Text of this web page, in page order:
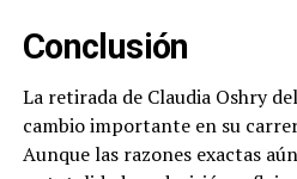
Conclusión
La retirada de Claudia Oshry
cambio importante en su
Aunque las razones exactas